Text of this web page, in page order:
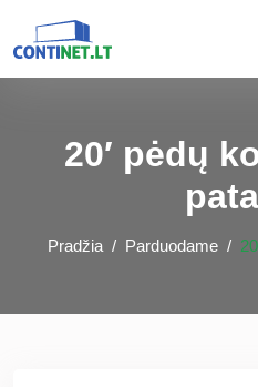
20′ pėdų
Pradžia Parduodame